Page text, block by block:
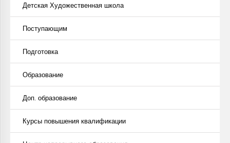
Детская Художественная школа
Поступающим
Подготовка
Образование
Доп. образование
Курсы повышения квалификации